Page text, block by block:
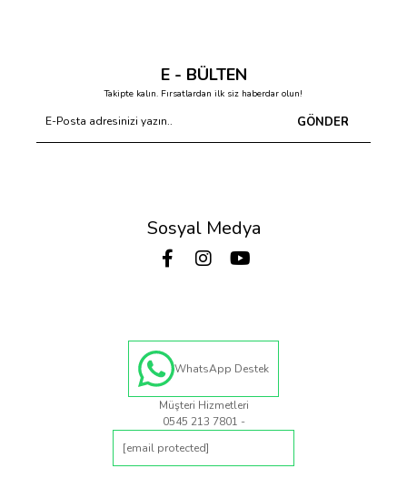
E - BÜLTEN
Takipte kalın. Fırsatlardan ilk siz haberdar olun!
GÖNDER
Sosyal Medya
WhatsApp Destek
Müşteri Hizmetleri
0545 213 7801 -
[email protected]